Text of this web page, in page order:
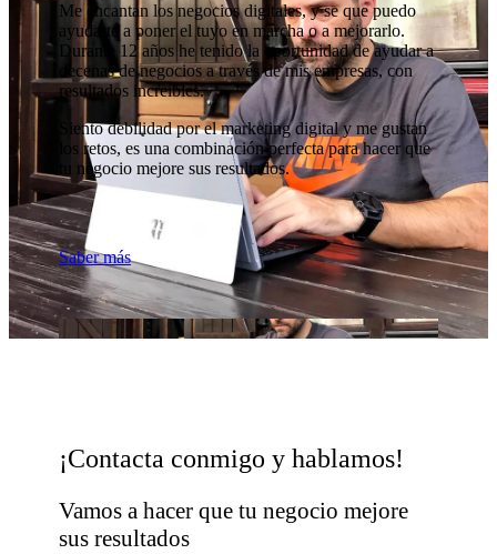
Me encantan los negocios digitales, y se que puedo
ayudarte a poner el tuyo en marcha o a mejorarlo.
Durante 12 años he tenido la oportunidad de ayudar a
decenas de negocios a través de mis empresas, con
resultados increíbles.
Siento debilidad por el marketing digital y me gustan
los retos, es una combinación perfecta para hacer que
tu negocio mejore sus resultados.
Saber más
¡Contacta conmigo y hablamos!
Vamos a hacer que tu negocio mejore
sus resultados